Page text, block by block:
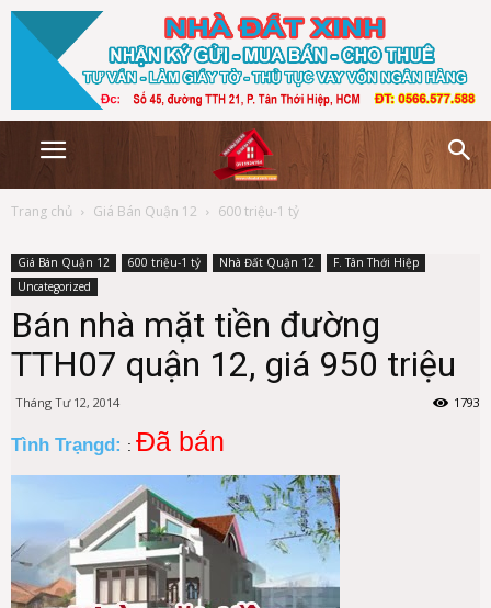
Trang chủ Giá Bán Quận 12 600 triệu-1 tỷ
Giá Bán Quận 12 600 triệu-1 tỷ Nhà Đất Quận 12
F. Tân Thới Hiệp
Uncategorized
Bán nhà mặt tiền đường
TTH07 quận 12, giá 950 triệu
Tháng Tư 12, 2014 1793
Tình Trạngd: : Đã bán